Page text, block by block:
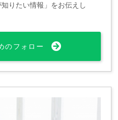
りたい情報」をお伝えし
のフォロー